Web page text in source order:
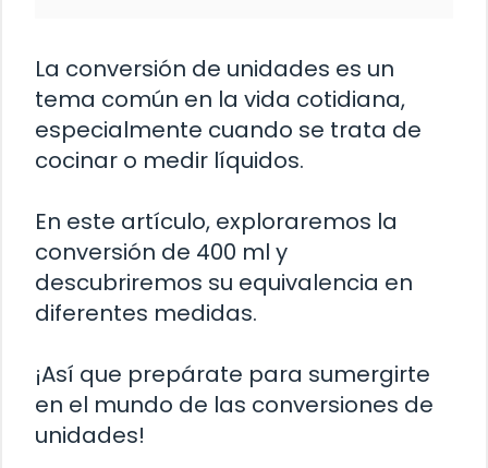
La conversión de unidades es un
tema común en la vida cotidiana,
especialmente cuando se trata de
cocinar o medir líquidos.
En este artículo, exploraremos la
conversión de 400 ml y
descubriremos su equivalencia en
diferentes medidas.
¡Así que prepárate para sumergirte
en el mundo de las conversiones de
unidades!